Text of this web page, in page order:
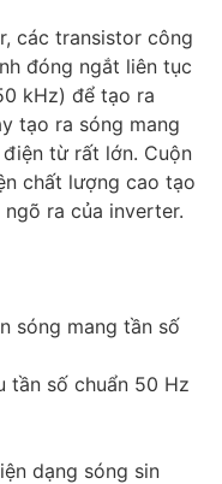
các transistor công
đóng ngắt liên tục
kHz) để tạo ra
tạo ra sóng mang
từ rất lớn. Cuộn
chất lượng cao tạo
ra của inverter.
sóng mang tần số
tần số chuẩn 50 Hz
dạng sóng sin